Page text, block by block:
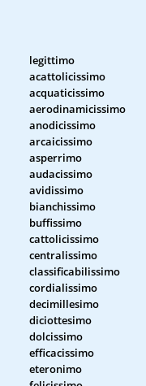
legittimo
acattolicissimo
acquaticissimo
aerodinamicissimo
anodicissimo
arcaicissimo
asperrimo
audacissimo
avidissimo
bianchissimo
buffissimo
cattolicissimo
centralissimo
classificabilissimo
cordialissimo
decimillesimo
diciottesimo
dolcissimo
efficacissimo
eteronimo